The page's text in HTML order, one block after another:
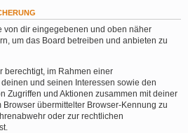
von dir eingegebenen und oben näher
um das Board betreiben und anbieten zu
berechtigt, im Rahmen einer
und seinen Interessen sowie den
Zugriffen und Aktionen zusammen mit deiner
übermittelter Browser-Kennung zu
oder zur rechtlichen